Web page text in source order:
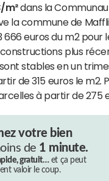
m²dans la
la commune de
euros du m2 pour
plus
stables en un
de 315 euros le m2.
à partir de 275
votre bien
de 1 minute.
gratuit…et ça peut
valoir le coup.